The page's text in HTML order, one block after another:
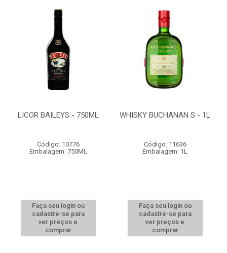
LICOR BAILEYS - 750ML
Código: 10776
Embalagem: 750ML
Faça seu login ou
cadastre-se para
ver preços e
comprar
WHISKY BUCHANAN S - 1L
Código: 11636
Embalagem: 1L
Faça seu login ou
cadastre-se para
ver preços e
comprar